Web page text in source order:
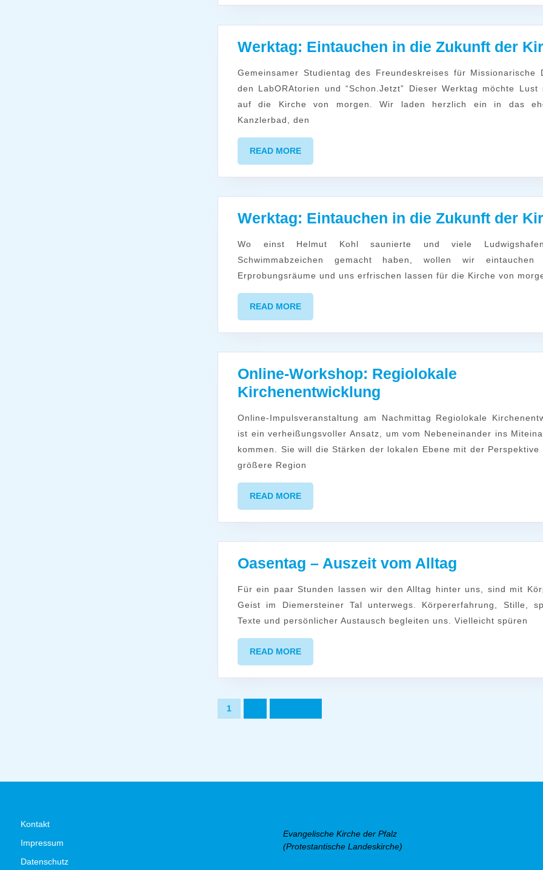
Werktag: Eintauchen in die Zukunft der
Gemeinsamer Studientag des Freundeskreises für Missionarische Dienste,
den LabORAtorien und “Schon.Jetzt” Dieser Werktag möchte Lust
auf die Kirche von morgen. Wir laden herzlich ein in das
Kanzlerbad, den
READ MOREREAD
MORE
Werktag: Eintauchen in die Zukunft der
Wo einst Helmut Kohl saunierte und viele Ludwigshafener ihr
Schwimmabzeichen gemacht haben, wollen wir
Erprobungsräume und uns erfrischen lassen für die Kirche von
READ MOREREAD
MORE
Online-Workshop: Regiolokale
Kirchenentwicklung
Regiolokale
Kirchenentwicklung
Online-Impulsveranstaltung am Nachmittag Regiolokale Kirchenentwicklung
ist ein verheißungsvoller Ansatz, um vom Nebeneinander ins
kommen. Sie will die Stärken der lokalen Ebene mit der Perspektive
größere Region
READ MOREREAD
MORE
Oasentag – Auszeit vom Alltag
Auszeit
vom
Für ein paar Stunden lassen wir den Alltag hinter uns, sind mit Körper und
Geist im Diemersteiner Tal unterwegs. Körpererfahrung, Stille,
Texte und persönlicher Austausch begleiten uns. Vielleicht spüren
READ MOREREAD
MORE
Seitennummerierung
der
1
Kontakt
Impressum
Datenschutz
Evangelische Kirche der Pfalz
(Protestantische Landeskirche)